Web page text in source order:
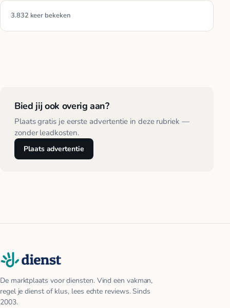
3.832 keer bekeken
Bied jij ook overig aan?
Plaats gratis je eerste advertentie in deze rubriek —
zonder leadkosten.
Plaats advertentie
De marktplaats voor diensten. Vind een vakman,
regel je dienst of klus, lees echte reviews. Sinds
2003.